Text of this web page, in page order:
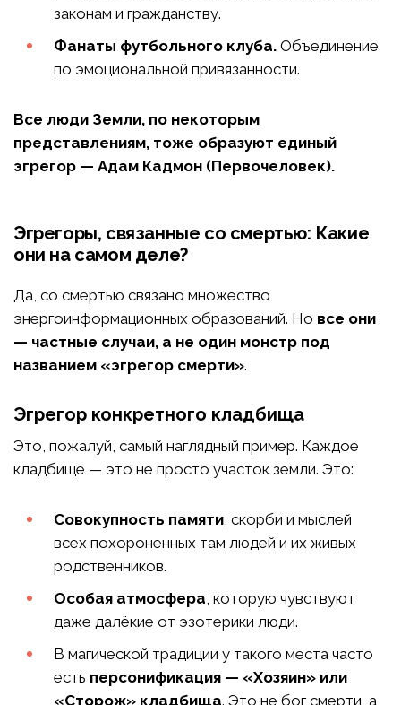
законам и гражданству.
Фанаты футбольного клуба. Объединение
по эмоциональной привязанности.
Все люди Земли, по некоторым
представлениям, тоже образуют единый
эгрегор — Адам Кадмон (Первочеловек).
Эгрегоры, связанные со смертью: Какие
они на самом деле?
Да, со смертью связано множество
энергоинформационных образований. Но все они
— частные случаи, а не один монстр под
названием «эгрегор смерти».
Эгрегор конкретного кладбища
Это, пожалуй, самый наглядный пример. Каждое
кладбище — это не просто участок земли. Это:
Совокупность памяти, скорби и мыслей
всех похороненных там людей и их живых
родственников.
Особая атмосфера, которую чувствуют
даже далёкие от эзотерики люди.
В магической традиции у такого места часто
есть персонификация — «Хозяин» или
«Сторож» кладбища. Это не бог смерти, а